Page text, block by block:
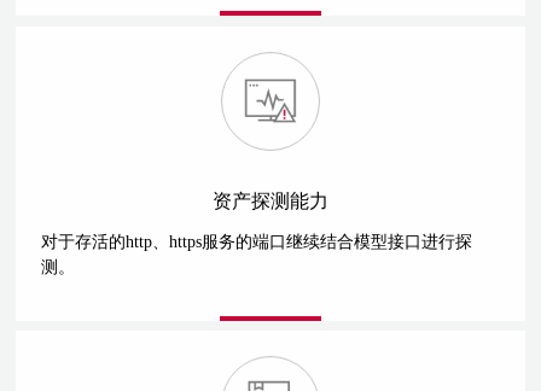
资产探测能力
对于存活的http、https服务的端口继续结合模型接口进行探
测。